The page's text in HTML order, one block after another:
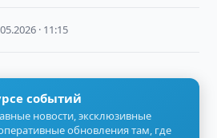
· 11:15
событий
новости, эксклюзивные
обновления там, где